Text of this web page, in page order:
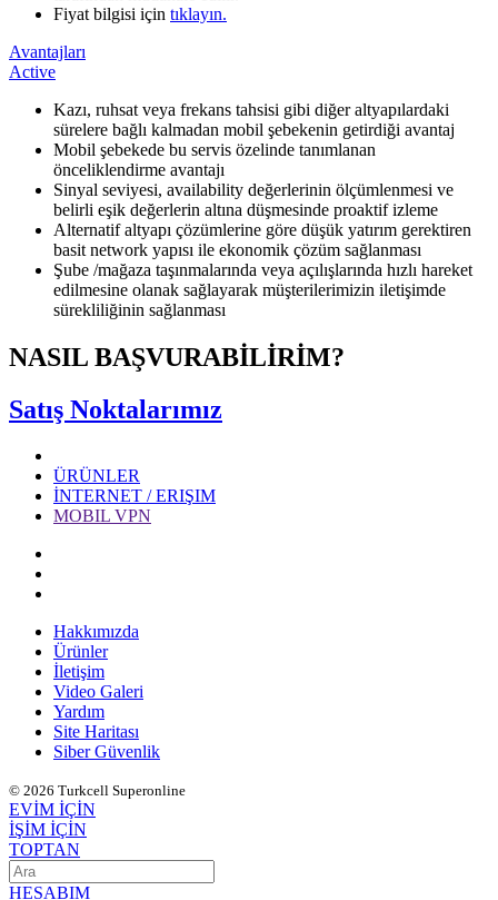
Fiyat bilgisi için tıklayın.​​
Avantajları
Active
Kazı, ruhsat veya frekans tahsisi gibi diğer altyapılardaki
sürelere bağlı kalmadan mobil şebekenin getirdiği avantaj
Mobil şebekede bu servis özelinde tanımlanan
önceliklendirme avantajı
Sinyal seviyesi, availability değerlerinin ölçümlenmesi ve
belirli eşik değerlerin altına düşmesinde proaktif izleme
Alternatif altyapı çözümlerine göre düşük yatırım gerektiren
basit network yapısı ile ekonomik çözüm sağlanması
Şube /mağaza taşınmalarında veya açılışlarında hızlı hareket
edilmesine olanak sağlayarak müşterilerimizin iletişimde
sürekliliğinin sağlanması
NASIL BAŞVURABİLİRİM?
Satış Noktalarımız
ÜRÜNLER
İNTERNET / ERIŞIM
MOBIL VPN
Hakkımızda
Ürünler
İletişim
Video Galeri
Yardım
Site Haritası
Siber Güvenlik
© 2026 Turkcell Superonline
EVİM İÇİN
İŞİM İÇİN
TOPTAN
HESABIM